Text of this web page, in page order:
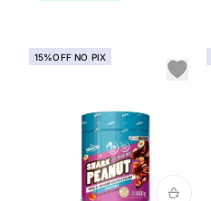
15%OFF NO PIX